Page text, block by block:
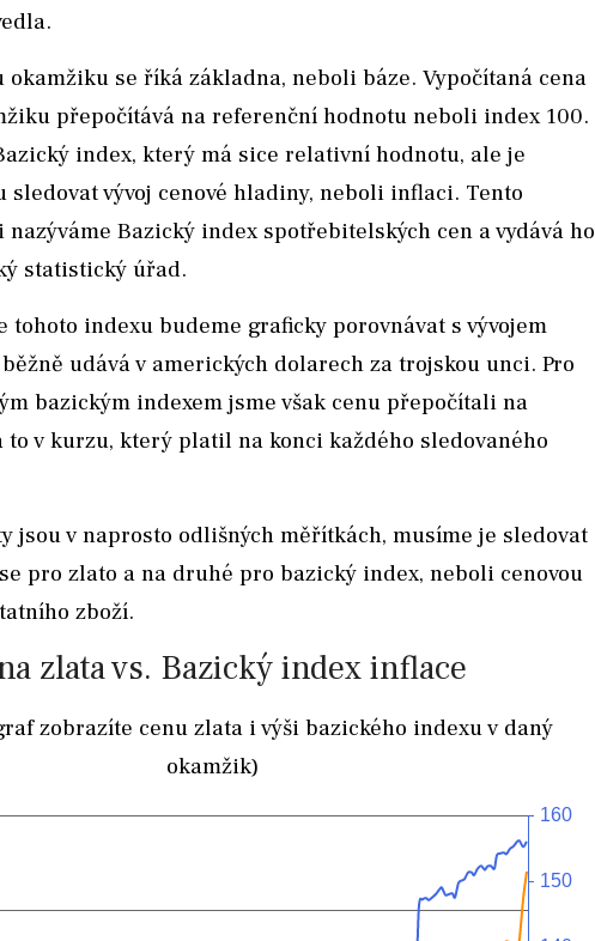
okamžiku se říká základna, neboli báze. Vypočítaná cena
přepočítává na referenční hodnotu neboli index 100.
index, který má sice relativní hodnotu, ale je
sledovat vývoj cenové hladiny, neboli inflaci. Tento
Bazický index spotřebitelských cen a vydává ho
statistický úřad.
tohoto indexu budeme graficky porovnávat s vývojem
udává v amerických dolarech za trojskou unci. Pro
bazickým indexem jsme však cenu přepočítali na
to v kurzu, který platil na konci každého sledovaného
jsou v naprosto odlišných měřítkách, musíme je sledovat
pro zlato a na druhé pro bazický index, neboli cenovou
zboží.
zlata vs. Bazický index inflace
zobrazíte cenu zlata i výši bazického indexu v daný
okamžik)